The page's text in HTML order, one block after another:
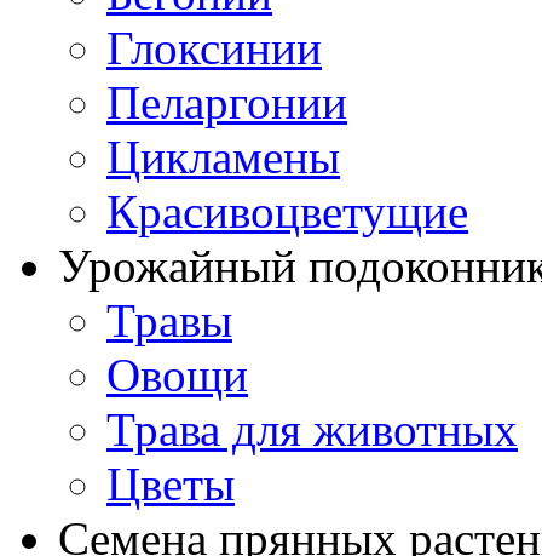
Глоксинии
Пеларгонии
Цикламены
Красивоцветущие
Урожайный
Травы
Овощи
Трава для животных
Цветы
Семена прянных